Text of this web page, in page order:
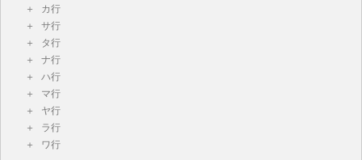
カ行
サ行
タ行
ナ行
ハ行
マ行
ヤ行
ラ行
ワ行